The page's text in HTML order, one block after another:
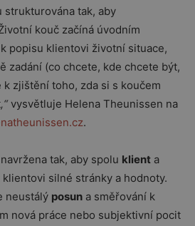
strukturována tak, aby
kouč začíná úvodním
popisu klientovi životní situace,
zadání (co chcete, kde chcete být,
zjištění toho, zda si s koučem
,“vysvětluje Helena Theunissen na
.
tak, aby spolu klient a
silné stránky a hodnoty.
neustálý posun a směřování k
nová práce nebo subjektivní pocit